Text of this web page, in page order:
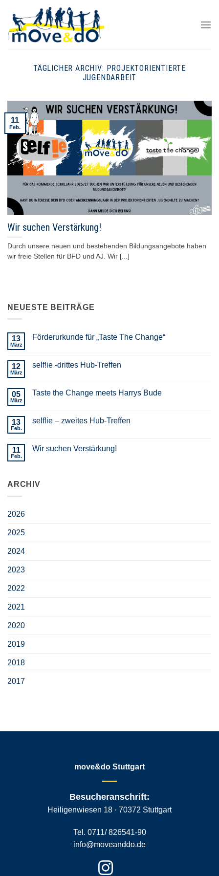
content
TÄGLICHER ARCHIV: PROJEKTORIENTIERTE
JUGENDARBEIT
Wir suchen Verstärkung!
Durch unsere neuen und bestehenden Bildungsangebote haben
wir freie Stellen für BFD und AJ. Wir [...]
11
Feb.
NEUESTE BEITRÄGE
13
März
Förderurkunde für „Taste The Change“
12
März
self!ie -drittes Hub-Treffen
05
März
Taste the Change meets Harrys Bude
13
Feb.
self!ie – zweites Hub-Treffen
11
Feb.
Wir suchen Verstärkung!
ARCHIV
2026
2025
2024
2023
2022
2021
2020
2019
2018
2017
move&do Stuttgart
Besucheranschrift:
Heiligenwiesen 18 · 70372 Stuttgart
Tel. 0711/ 826541-90
info@moveanddo.de